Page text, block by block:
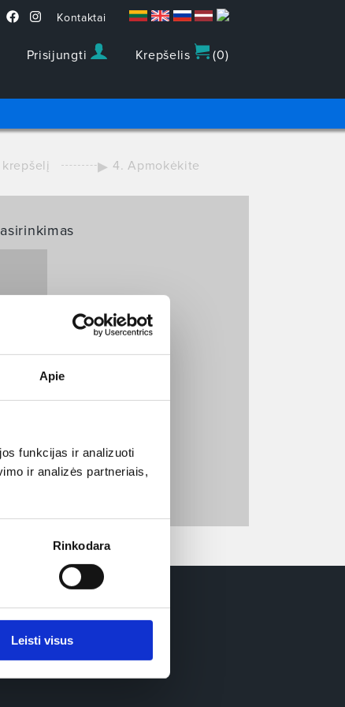
Apie
funkcijas ir analizuoti
ir analizės partneriais,
Rinkodara
Leisti visus
Kontaktai
Krepšelis (0)
Prisijungti
4. Apmokėkite
tai reiškia,
slaptažodžiu.
gali keistis.